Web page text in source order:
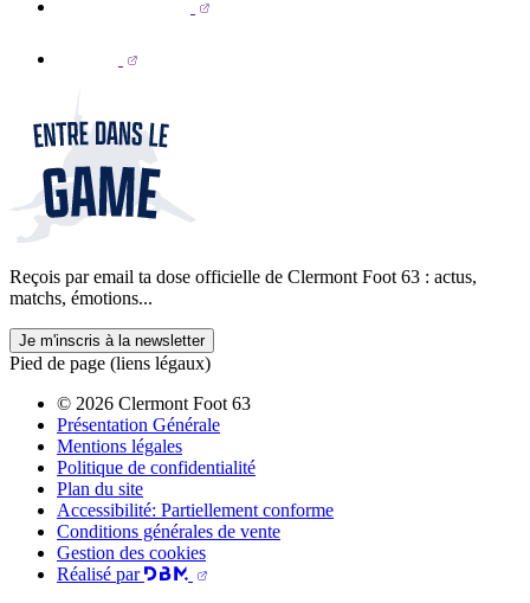
Reçois par email ta dose officielle de Clermont Foot 63 : actus,
matchs, émotions...
Je m'inscris à la newsletter
Pied de page (liens légaux)
© 2026 Clermont Foot 63
Présentation Générale
Mentions légales
Politique de confidentialité
Plan du site
Accessibilité: Partiellement conforme
Conditions générales de vente
Gestion des cookies
Réalisé par